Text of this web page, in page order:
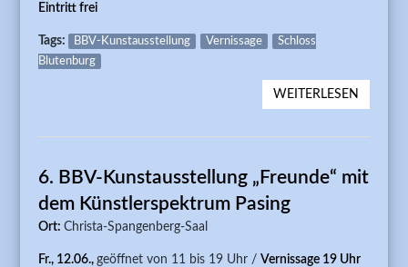
Eintritt frei
Tags: BBV-Kunstausstellung Vernissage
Schloss
Blutenburg
WEITERLESEN
6. BBV-Kunstausstellung „Freunde“ mit
dem Künstlerspektrum Pasing
Ort:Christa-Spangenberg-Saal
Fr., 12.06.,geöffnet von 11 bis 19 Uhr /Vernissage 19 Uhr